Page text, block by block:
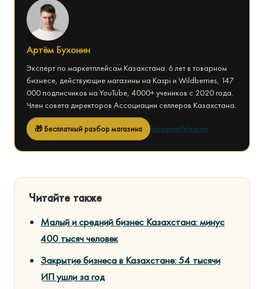
Артём Бухонин
Эксперт по маркетплейсам Казахстана. 6 лет в товарном
бизнесе, действующие магазины на Kaspi и Wildberries, 147
000 подписчиков на YouTube, 4000+ учеников с 2020 года.
Член совета директоров Ассоциации селлеров Казахстана.
🎁 Бесплатный разбор магазина InstagramTelegram
Читайте также
Малый и средний бизнес Казахстана: минус
400 тысяч человек
Закрытие бизнеса в Казахстане: 54 тысячи
ИП ушли за год